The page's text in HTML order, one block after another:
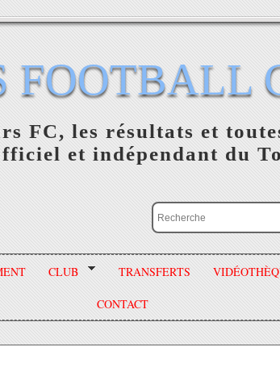
FOOTBALL
FC, les résultats et
et indépendant du
CLUB TRANSFERTS
CONTACT